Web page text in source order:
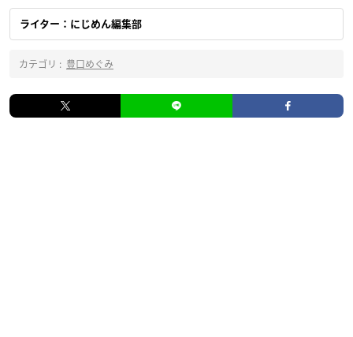
ライター：にじめん編集部
カテゴリ : 豊口めぐみ